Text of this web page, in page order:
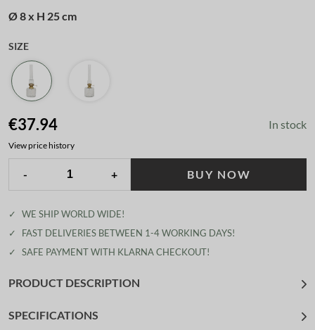
Ø 8 x H 25 cm
SIZE
€37.94 In stock
View price history
- + BUY NOW
✓
WE SHIP WORLD WIDE!
✓
FAST DELIVERIES BETWEEN 1-4 WORKING DAYS!
✓
SAFE PAYMENT WITH KLARNA CHECKOUT!
PRODUCT DESCRIPTION
SPECIFICATIONS